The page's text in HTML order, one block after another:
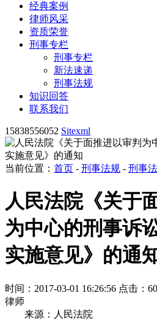
经典案例
律师风采
资质荣誉
刑事专栏
刑事专栏
新法速递
刑事法规
知识回答
联系我们
15838556052 Sitexml
当前位置： 首页 - 刑事法规 - 刑事
人民法院《关于
为中心的刑事诉
实施意见》的通
时间：2017-03-01 16:26:56 点击：
律师
来源：人民法院